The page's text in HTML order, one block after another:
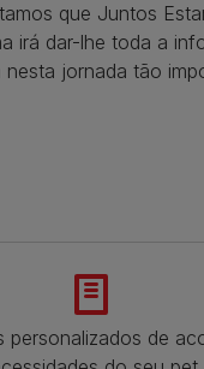
que Juntos
irá dar-lhe toda a
nesta jornada tão
personalizados de